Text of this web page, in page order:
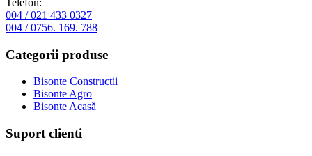
Telefon:
004 / 021 433 0327
004 / 0756. 169. 788
Categorii produse
Bisonte Constructii
Bisonte Agro
Bisonte Acasă
Suport clienti